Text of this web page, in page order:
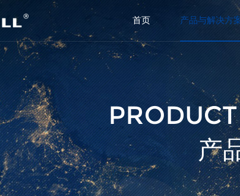
首页 产品与解决方
产